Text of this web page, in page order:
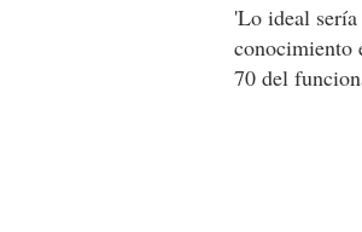
'Lo ideal
conocimiento
70 del